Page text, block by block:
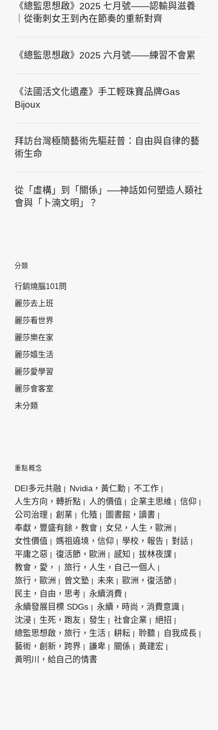
《總監思想啟》2025 七月號——認輸與滋養
｜從衝刺女王到內在節奏的重新對齊
《總監思想啟》2025 六月號——練習不會累
《法國活文化遺產》手工輕珠寶品牌Gas
Bijoux
拜訪台灣極簡藝術先驅莊普：自由與自律的藝
術生命
從「虛構」到「關係」──神話如何塑造人類社
會與「卜湳文明」？
分類
行銷燒腦101問
麗莎去上班
麗莎看世界
麗莎樂在家
麗莎嬉生活
麗莎愛學習
麗莎會客室
未分類
重點概念
DEI多元共融 Nvidia，黃仁勳
不工作
人生方向，轉折點
人的價值 企業主思維
信仰
公司治理
創業 化殖
圖書館，讀書
奉獻，豐盛有餘，教會
女兒，人生，歐洲
女性價值
媽祖遶境，信仰 學校，報告
對話
平庸之惡
復活節，歐洲 感知
拔林夜課
教會，愛，
旅行，人生，自己一個人
旅行，歐洲
曾文塾 未來
歐洲，復活節
民主，自由，思考
永續消費
永續發展目標 SDGs
永續，時尚，消費意識
沈浸
生死，跑友 發生 社會企業
絕招
總監思想啟，旅行，生活
耕耘 聆聽
自我成長
藝術，創新，跨界
謙卑 關係
黃建宏
黃明川，給自己的情書